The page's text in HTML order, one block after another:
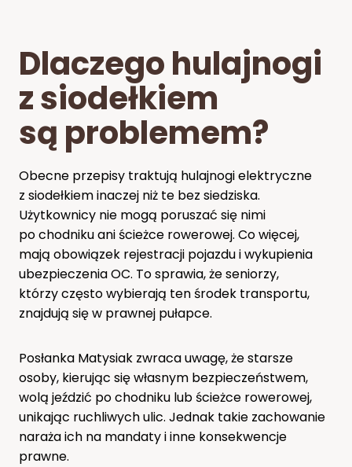
Dlaczego hulajnogi
z siodełkiem
są problemem?
Obecne przepisy traktują hulajnogi elektryczne
z siodełkiem inaczej niż te bez siedziska.
Użytkownicy nie mogą poruszać się nimi
po chodniku ani ścieżce rowerowej. Co więcej,
mają obowiązek rejestracji pojazdu i wykupienia
ubezpieczenia OC. To sprawia, że seniorzy,
którzy często wybierają ten środek transportu,
znajdują się w prawnej pułapce.
Posłanka Matysiak zwraca uwagę, że starsze
osoby, kierując się własnym bezpieczeństwem,
wolą jeździć po chodniku lub ścieżce rowerowej,
unikając ruchliwych ulic. Jednak takie zachowanie
naraża ich na mandaty i inne konsekwencje
prawne.